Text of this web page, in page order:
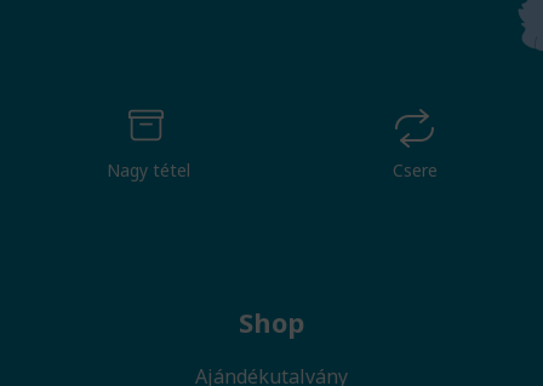
Nagy tétel Csere
Shop
Ajándékutalvány